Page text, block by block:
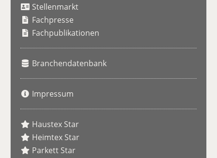
Stellenmarkt
Fachpresse
Fachpublikationen
Branchendatenbank
Impressum
Haustex Star
Heimtex Star
Parkett Star